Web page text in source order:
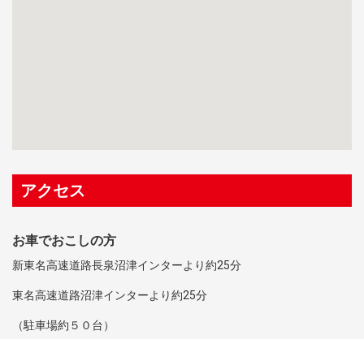
アクセス
お車でおこしの方
新東名高速道路長泉沼津インターより約25分
東名高速道路沼津インターより約25分
（駐車場約５０台）